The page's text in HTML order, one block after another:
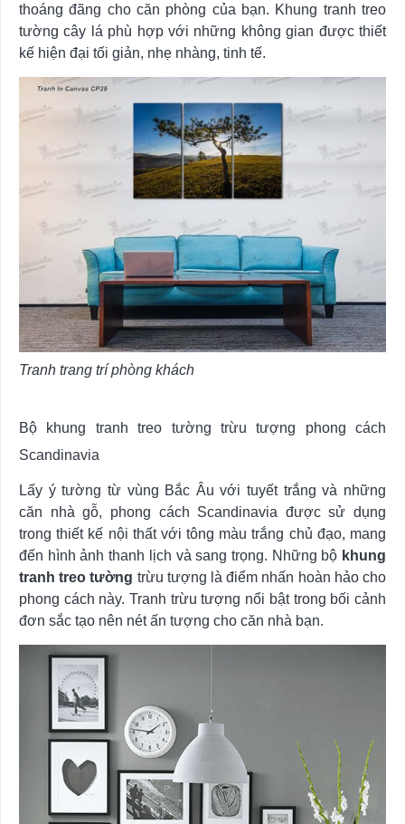
thoáng đãng cho căn phòng của bạn. Khung tranh treo
tường cây lá phù hợp với những không gian được thiết
kế hiện đại tối giản, nhẹ nhàng, tinh tế.
Tranh trang trí phòng khách
Bộ khung tranh treo tường trừu tượng phong cách
Scandinavia
Lấy ý tường từ vùng Bắc Âu với tuyết trắng và những
căn nhà gỗ, phong cách Scandinavia được sử dụng
trong thiết kế nội thất với tông màu trắng chủ đạo, mang
đến hình ảnh thanh lịch và sang trọng. Những bộ khung
tranh treo tường trừu tượng là điểm nhấn hoàn hảo cho
phong cách này. Tranh trừu tượng nổi bật trong bối cảnh
đơn sắc tạo nên nét ấn tượng cho căn nhà bạn.